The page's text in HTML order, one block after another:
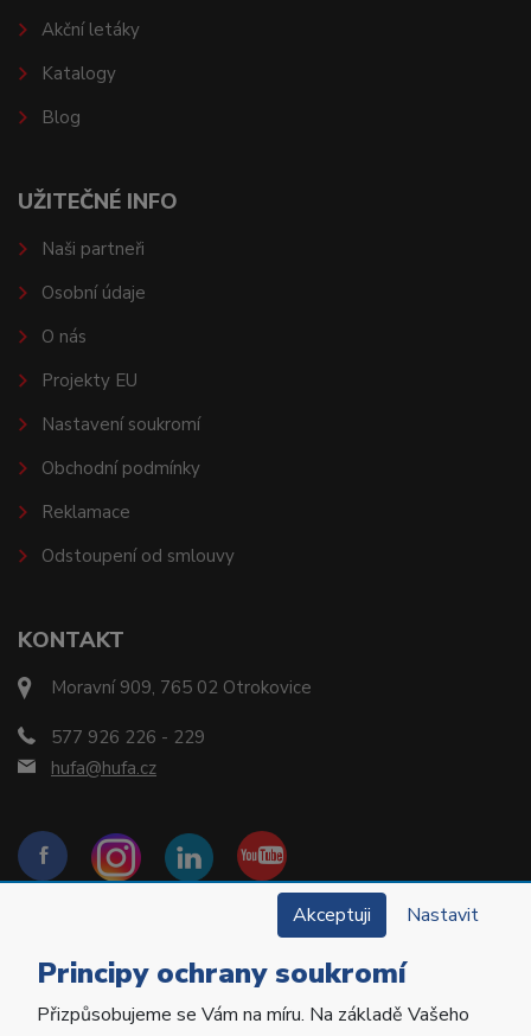
KONTAKT
Moravní 909, 765 02 Otrokovice
577 926 226 - 229
hufa@hufa.cz
Akční letáky
Katalogy
Blog
UŽITEČNÉ INFO
Naši partneři
Osobní údaje
O nás
Projekty EU
Nastavení soukromí
Obchodní podmínky
Reklamace
Odstoupení od smlouvy
Copyright © 2022 Hu-Fa Dental a.s. Všechna práva
Akceptuji Nastavit
Principy ochrany soukromí
Přizpůsobujeme se Vám na míru. Na základě Vašeho